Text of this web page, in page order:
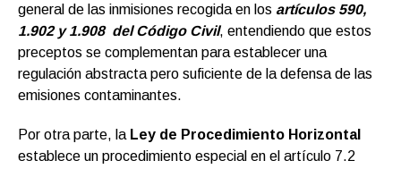
general de las inmisiones recogida en los artículos 590,
1.902 y 1.908 del Código Civil, entendiendo que estos
preceptos se complementan para establecer una
regulación abstracta pero suficiente de la defensa de las
emisiones contaminantes.
Por otra parte, la Ley de Procedimiento Horizontal
establece un procedimiento especial en el artículo 7.2